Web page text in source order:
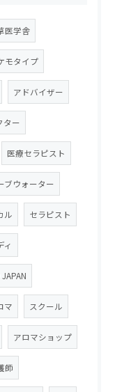
医学舎
モタイプ
アドバイザー
ター
医療セラピスト
ブウォーター
ル セラピスト
ィ
マ スクール
アロマショップ
師